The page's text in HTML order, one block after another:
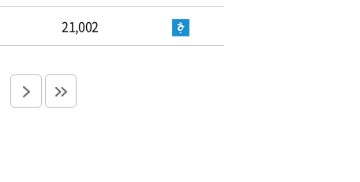
21,002